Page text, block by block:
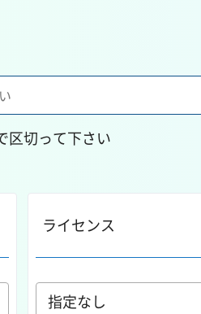
区切って下さい
ライセンス